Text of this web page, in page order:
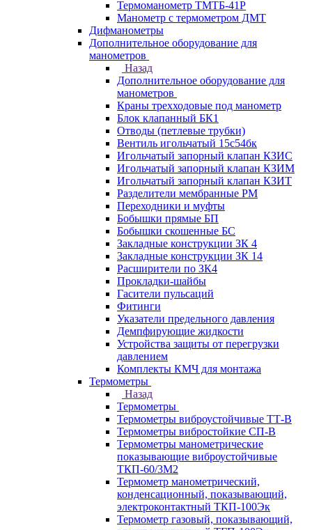
Термоманометр ТМТБ-41Р
Манометр с термометром ДМТ
Дифманометры
Дополнительное оборудование для
манометров
Назад
Дополнительное оборудование для
манометров
Краны трехходовые под манометр
Блок клапанный БК1
Отводы (петлевые трубки)
Вентиль игольчатый 15с54бк
Игольчатый запорный клапан КЗИС
Игольчатый запорный клапан КЗИМ
Игольчатый запорный клапан КЗИТ
Разделители мембранные РМ
Переходники и муфты
Бобышки прямые БП
Бобышки скошенные БС
Закладные конструкции ЗК 4
Закладные конструкции ЗК 14
Расширители по ЗК4
Прокладки-шайбы
Гасители пульсаций
Фитинги
Указатели предельного давления
Демпфирующие жидкости
Устройства защиты от перегрузки
давлением
Комплекты КМЧ для монтажа
Термометры
Назад
Термометры
Термометры виброустойчивые ТТ-В
Термометры вибростойкие СП-В
Термометры манометрические
показывающие виброустойчивые
ТКП-60/3М2
Термометр манометрический,
конденсационный, показывающий,
электроконтактный ТКП-100Эк
Термометр газовый, показывающий,